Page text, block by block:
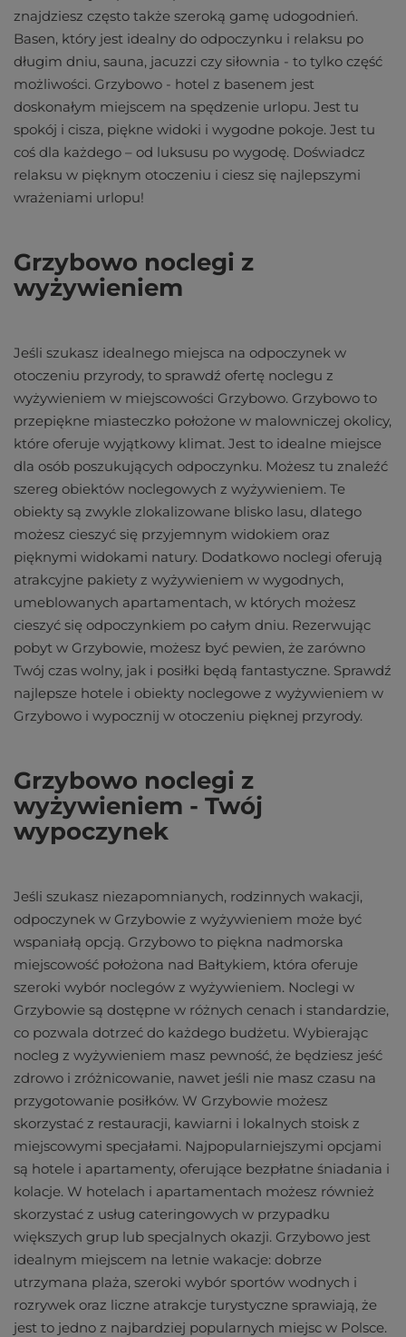
znajdziesz często także szeroką gamę udogodnień.
Basen, który jest idealny do odpoczynku i relaksu po
długim dniu, sauna, jacuzzi czy siłownia - to tylko część
możliwości. Grzybowo - hotel z basenem jest
doskonałym miejscem na spędzenie urlopu. Jest tu
spokój i cisza, piękne widoki i wygodne pokoje. Jest tu
coś dla każdego – od luksusu po wygodę. Doświadcz
relaksu w pięknym otoczeniu i ciesz się najlepszymi
wrażeniami urlopu!
Grzybowo noclegi z
wyżywieniem
Jeśli szukasz idealnego miejsca na odpoczynek w
otoczeniu przyrody, to sprawdź ofertę noclegu z
wyżywieniem w miejscowości Grzybowo. Grzybowo to
przepiękne miasteczko położone w malowniczej okolicy,
które oferuje wyjątkowy klimat. Jest to idealne miejsce
dla osób poszukujących odpoczynku. Możesz tu znaleźć
szereg obiektów noclegowych z wyżywieniem. Te
obiekty są zwykle zlokalizowane blisko lasu, dlatego
możesz cieszyć się przyjemnym widokiem oraz
pięknymi widokami natury. Dodatkowo noclegi oferują
atrakcyjne pakiety z wyżywieniem w wygodnych,
umeblowanych apartamentach, w których możesz
cieszyć się odpoczynkiem po całym dniu. Rezerwując
pobyt w Grzybowie, możesz być pewien, że zarówno
Twój czas wolny, jak i posiłki będą fantastyczne. Sprawdź
najlepsze hotele i obiekty noclegowe z wyżywieniem w
Grzybowo i wypocznij w otoczeniu pięknej przyrody.
Grzybowo noclegi z
wyżywieniem - Twój
wypoczynek
Jeśli szukasz niezapomnianych, rodzinnych wakacji,
odpoczynek w Grzybowie z wyżywieniem może być
wspaniałą opcją. Grzybowo to piękna nadmorska
miejscowość położona nad Bałtykiem, która oferuje
szeroki wybór noclegów z wyżywieniem. Noclegi w
Grzybowie są dostępne w różnych cenach i standardzie,
co pozwala dotrzeć do każdego budżetu. Wybierając
nocleg z wyżywieniem masz pewność, że będziesz jeść
zdrowo i zróżnicowanie, nawet jeśli nie masz czasu na
przygotowanie posiłków. W Grzybowie możesz
skorzystać z restauracji, kawiarni i lokalnych stoisk z
miejscowymi specjałami. Najpopularniejszymi opcjami
są hotele i apartamenty, oferujące bezpłatne śniadania i
kolacje. W hotelach i apartamentach możesz również
skorzystać z usług cateringowych w przypadku
większych grup lub specjalnych okazji. Grzybowo jest
idealnym miejscem na letnie wakacje: dobrze
utrzymana plaża, szeroki wybór sportów wodnych i
rozrywek oraz liczne atrakcje turystyczne sprawiają, że
jest to jedno z najbardziej popularnych miejsc w Polsce.